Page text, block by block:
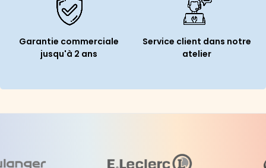
Garantie commerciale
jusqu'à 2 ans
Service client dans notre
atelier